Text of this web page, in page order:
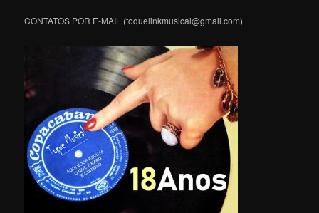
CONTATOS POR E-MAIL (toquelinkmusical@gmail.com)